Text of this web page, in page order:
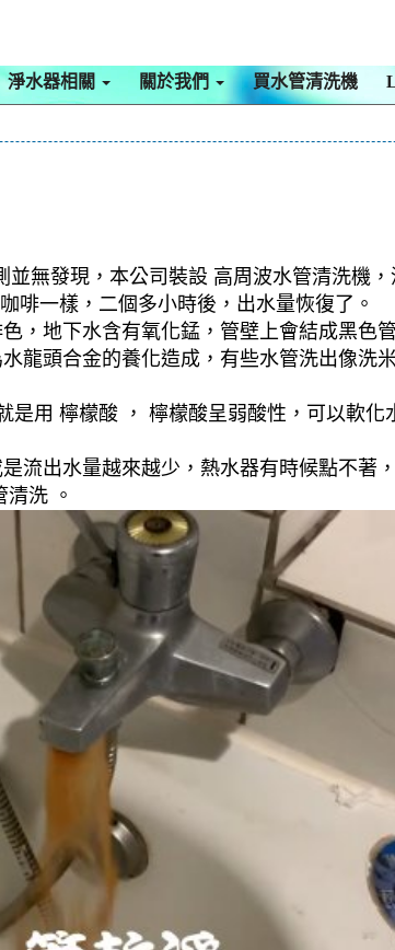
淨水器相關 關於我們 買水管清洗機
無發現，本公司裝設 高周波水管清洗機
啡一樣，二個多小時後，出水量恢復了。
，地下水含有氧化錳，管壁上會結成黑色
龍頭合金的養化造成，有些水管洗出像洗
用 檸檬酸 ， 檸檬酸呈弱酸性，可以軟
流出水量越來越少，熱水器有時候點不著
洗 。